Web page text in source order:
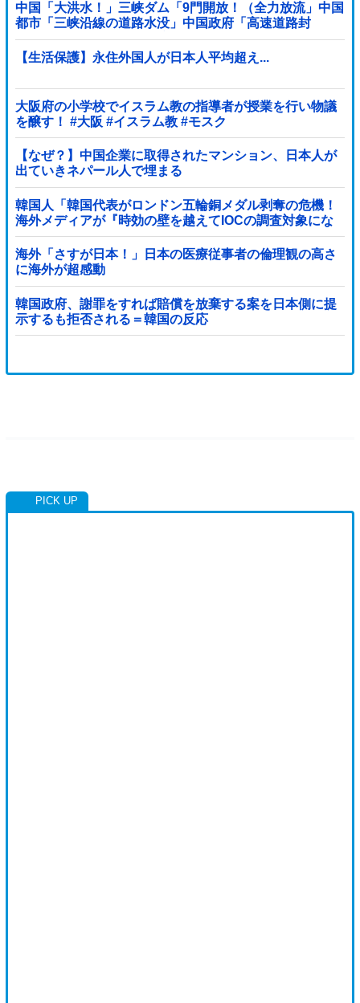
中国「大洪水！」三峡ダム「9門開放！（全力放流」中国
都市「三峡沿線の道路水没」中国政府「高速道路封
鎖！」中国ダム「緊急放流に合わせて開門（土砂崩...
【生活保護】永住外国人が日本人平均超え...
大阪府の小学校でイスラム教の指導者が授業を行い物議
を醸す！ #大阪 #イスラム教 #モスク
【なぜ？】中国企業に取得されたマンション、日本人が
出ていきネパール人で埋まる
韓国人「韓国代表がロンドン五輪銅メダル剥奪の危機！
海外メディアが『時効の壁を越えてIOCの調査対象にな
り得る』と報道！」
海外「さすが日本！」日本の医療従事者の倫理観の高さ
に海外が超感動
韓国政府、謝罪をすれば賠償を放棄する案を日本側に提
示するも拒否される＝韓国の反応